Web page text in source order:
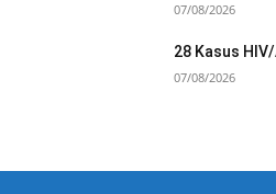
07/08/2026
28 Kasus
07/08/2026